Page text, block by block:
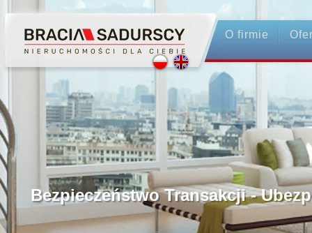
O firmie
Profesjonalne Pośrednictwo
Bezpieczeństwo Transakcji -